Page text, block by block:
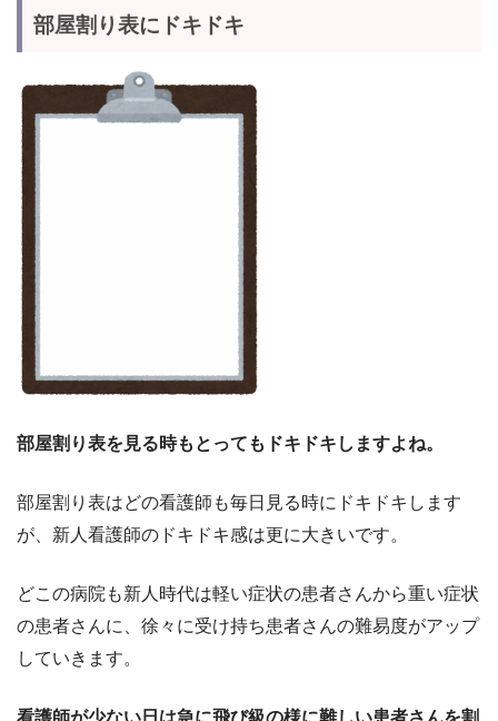
部屋割り表にドキドキ
部屋割り表を見る時もとってもドキドキしますよね。
部屋割り表はどの看護師も毎日見る時にドキドキします
が、新人看護師のドキドキ感は更に大きいです。
どこの病院も新人時代は軽い症状の患者さんから重い症状
の患者さんに、徐々に受け持ち患者さんの難易度がアップ
していきます。
看護師が少ない日は急に飛び級の様に難しい患者さんを割